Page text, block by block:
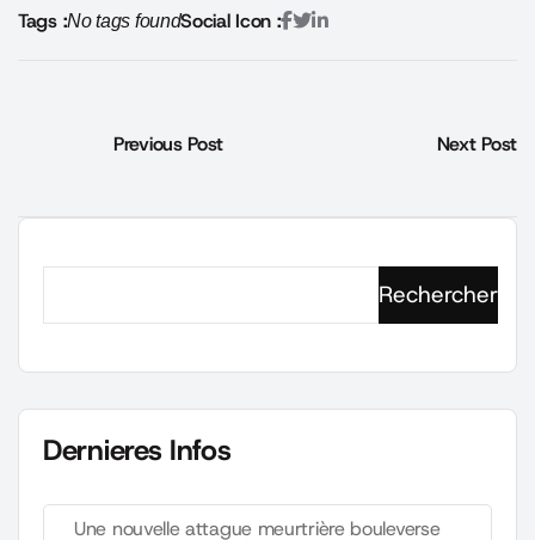
Tags :No tags foundSocial Icon :
Previous Post Next Post
Rechercher
Dernieres Infos
Une nouvelle attague meurtrière bouleverse